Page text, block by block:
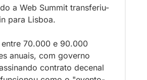
a Web Summit transferiu-
para Lisboa.
entre 70.000 e 90.000
anuais, com governo
contrato decenal